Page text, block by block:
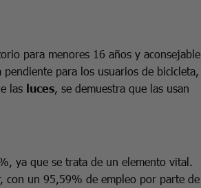
para menores 16 años y aconsejable
para los usuarios de bicicleta,
las luces, se demuestra que las usan
ya que se trata de un elemento vital.
con un 95,59% de empleo por parte de